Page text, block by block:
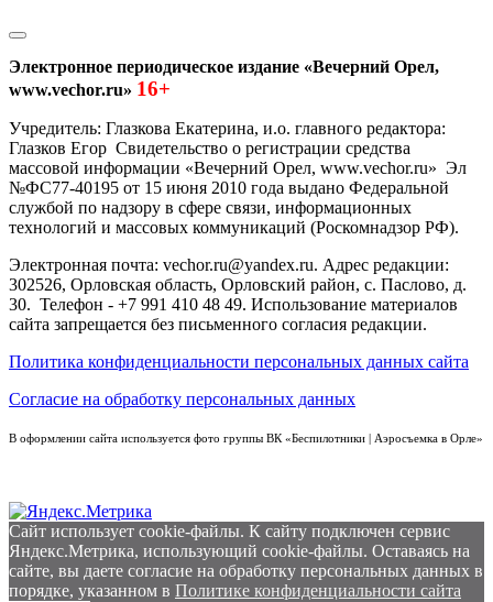
Электронное периодическое издание «Вечерний Орел,
www.vechor.ru» 16+
Учредитель: Глазкова Екатерина, и.о. главного редактора:
Глазков Егор Свидетельство о регистрации средства
массовой информации «Вечерний Орел, www.vechor.ru» Эл
№ФС77-40195 от 15 июня 2010 года выдано Федеральной
службой по надзору в сфере связи, информационных
технологий и массовых коммуникаций (Роскомнадзор РФ).
Электронная почта: vechor.ru@yandex.ru. Адрес редакции:
302526, Орловская область, Орловский район, с. Паслово, д.
30. Телефон - +7 991 410 48 49. Использование материалов
сайта запрещается без письменного согласия редакции.
Политика конфиденциальности персональных данных сайта
Согласие на обработку персональных данных
В оформлении сайта используется фото группы ВК «Беспилотники | Аэросъемка в Орле»
Сайт использует cookie-файлы. К cайту подключен сервис
Яндекс.Метрика, использующий cookie-файлы. Оставаясь на
сайте, вы даете согласие на обработку персональных данных в
порядке, указанном в Политике конфиденциальности сайта